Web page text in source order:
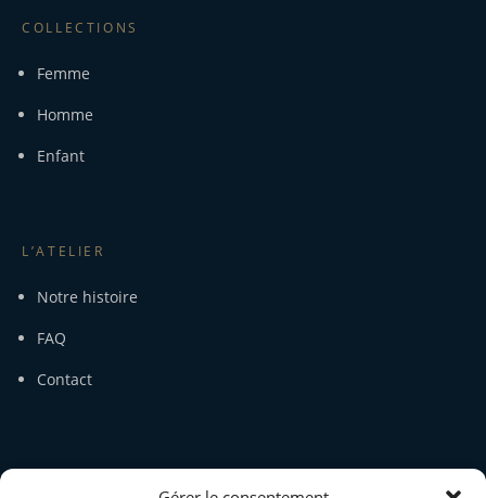
COLLECTIONS
Femme
Homme
Enfant
L’ATELIER
Notre histoire
FAQ
Contact
SERVICE CLIENT